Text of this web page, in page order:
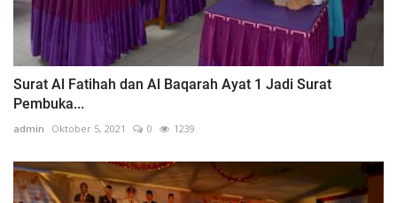
Surat Al Fatihah dan Al Baqarah Ayat 1 Jadi Surat
Pembuka...
admin Oktober 5, 2021 0 1239